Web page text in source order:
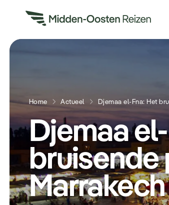
Home Actueel Djemaa el-Fna: Het
Djemaa
bruisende
Marrakech